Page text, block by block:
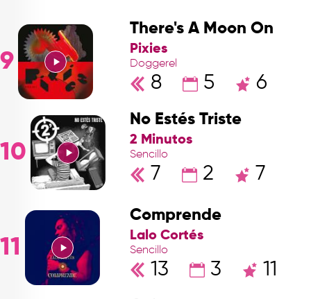
9
There's A Moon On
Pixies
Doggerel
8 5 6
10
No Estés Triste
2 Minutos
Sencillo
7 2 7
11
Comprende
Lalo Cortés
Sencillo
13 3 11